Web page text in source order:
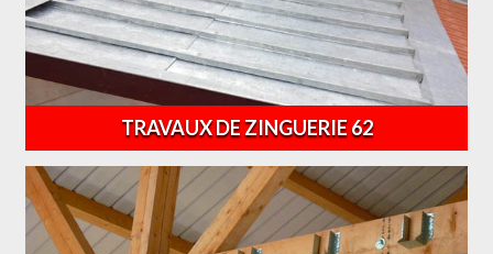
TRAVAUX DE ZINGUERIE 62